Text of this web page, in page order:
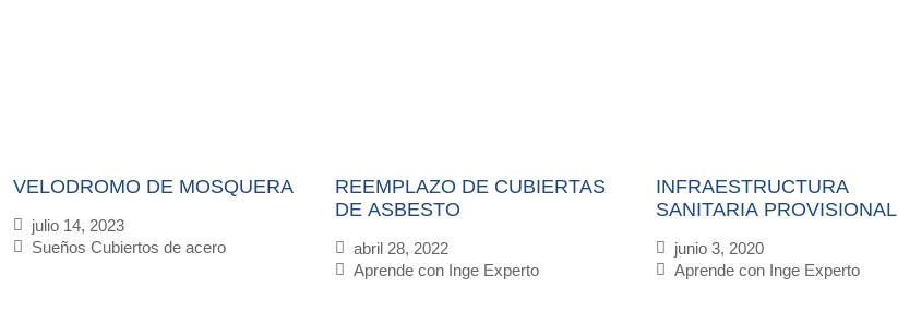
VELODROMO DE MOSQUERA
julio 14, 2023
Sueños Cubiertos de acero
REEMPLAZO DE CUBIERTAS
DE ASBESTO
abril 28, 2022
Aprende con Inge Experto
INFRAESTRUCTURA
SANITARIA PROVISIONAL
junio 3, 2020
Aprende con Inge Experto